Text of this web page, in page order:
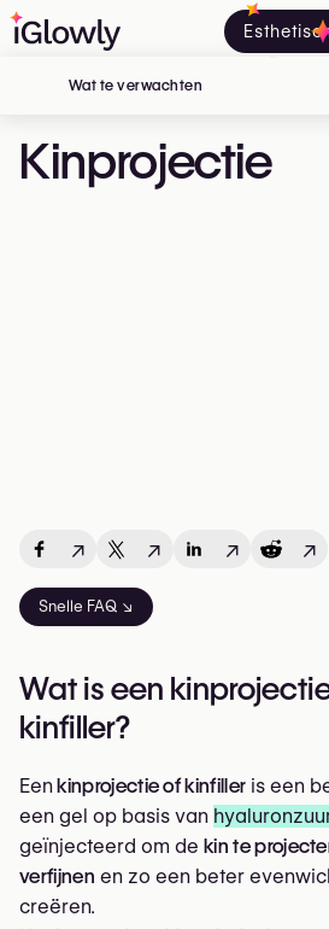
Kinprojectie
Wat te verwachten
Snelle FAQ ↘
↗ ↗ ↗ ↗
Wat is een
kinfiller?
Eenkinprojectie of kinfiller is een
een gel op basis van
geïnjecteerd om de kin te
verfijnen en zo een beter
creëren.